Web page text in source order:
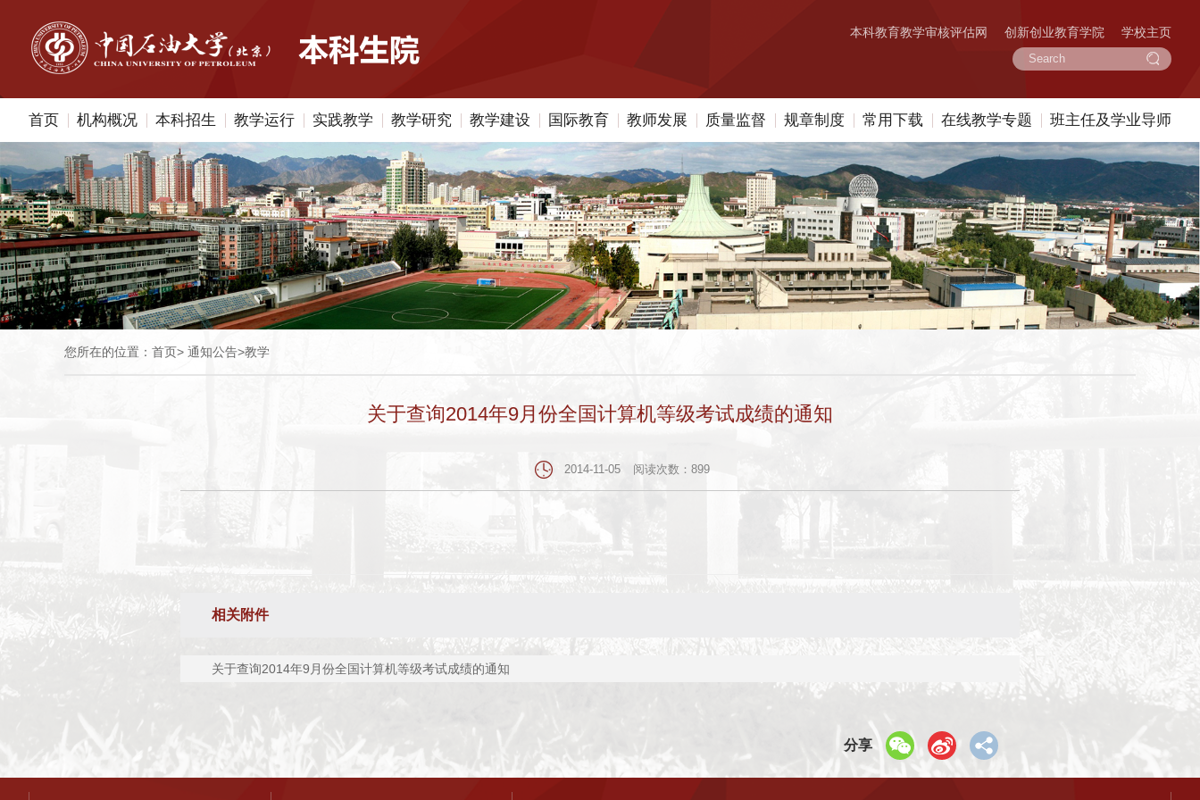
本科教育教学审核评估网 创新创业教育学院 学校主页
首页 机构概况 本科招生 教学运行 实践教学 教学研究 教学建设 国际教育 教师发展 质量监督 规章制度 常用下载 在线教学专题 班主任及学业导师
您所在的位置： 首页> 通知公告>教学
关于查询2014年9月份全国计算机等级考试成绩的通知
2014-11-05 阅读次数： 899
相关附件
关于查询2014年9月份全国计算机等级考试成绩的通知
分享